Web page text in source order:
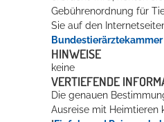
Gebührenordnung für
Sie auf den
Bundestierärztekammer
HINWEISE
keine
VERTIEFENDE
Die genauen
Ausreise mit Heimtieren